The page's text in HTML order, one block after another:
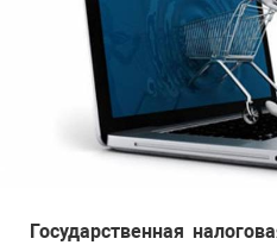
Государственная